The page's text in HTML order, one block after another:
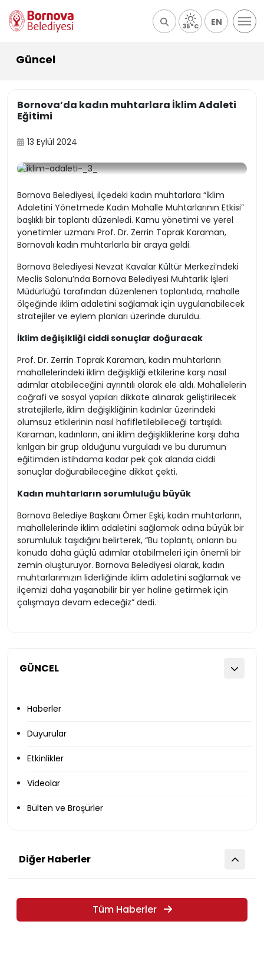
35°C EN
Güncel
GÜNCEL
Haberler
Duyurular
Etkinlikler
Videolar
Bülten ve Broşürler
Bornova’da kadın muhtarlara İklim Adaleti
Eğitimi
13 Eylül 2024
Bornova Belediyesi, ilçedeki kadın muhtarlara “İklim
Adaletini Yönetmede Kadın Mahalle Muhtarlarının Etkisi”
başlıklı bir toplantı düzenledi. Kamu yönetimi ve yerel
yönetimler uzmanı Prof. Dr. Zerrin Toprak Karaman,
Bornovalı kadın muhtarlarla bir araya geldi.
Bornova Belediyesi Nevzat Kavalar Kültür Merkezi’ndeki
Meclis Salonu’nda Bornova Belediyesi Muhtarlık İşleri
Müdürlüğü tarafından düzenlenen toplantıda, mahalle
ölçeğinde iklim adaletini sağlamak için uygulanabilecek
stratejiler ve eylem planları üzerinde duruldu.
İklim değişikliği ciddi sonuçlar doğuracak
Prof. Dr. Zerrin Toprak Karaman, kadın muhtarların
mahallelerindeki iklim değişikliği etkilerine karşı nasıl
adımlar atabileceğini ayrıntılı olarak ele aldı. Mahallelerin
coğrafi ve sosyal yapıları dikkate alınarak geliştirilecek
stratejilerle, iklim değişikliğinin kadınlar üzerindeki
olumsuz etkilerinin nasıl hafifletilebileceği tartışıldı.
Karaman, kadınların, ani iklim değişikliklerine karşı daha
kırılgan bir grup olduğunu vurguladı ve bu durumun
eğitimden istihdama kadar pek çok alanda ciddi
sonuçlar doğurabileceğine dikkat çekti.
Kadın muhtarların sorumluluğu büyük
Bornova Belediye Başkanı Ömer Eşki, kadın muhtarların,
mahallelerinde iklim adaletini sağlamak adına büyük bir
sorumluluk taşıdığını belirterek, “Bu toplantı, onların bu
konuda daha güçlü adımlar atabilmeleri için önemli bir
zemin oluşturuyor. Bornova Belediyesi olarak, kadın
muhtarlarımızın liderliğinde iklim adaletini sağlamak ve
ilçemizi daha yaşanabilir bir yer haline getirmek için
çalışmaya devam edeceğiz” dedi.
Diğer Haberler
Tüm Haberler